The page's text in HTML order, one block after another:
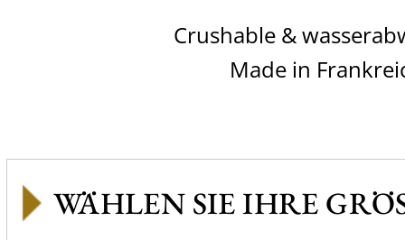
Crushable &
Made in